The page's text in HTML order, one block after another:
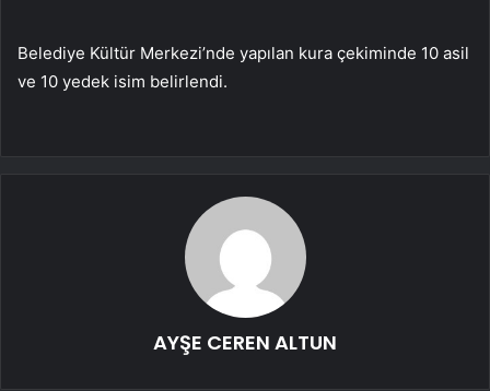
Belediye Kültür Merkezi’nde yapılan kura çekiminde 10 asil
ve 10 yedek isim belirlendi.
AYŞE CEREN ALTUN